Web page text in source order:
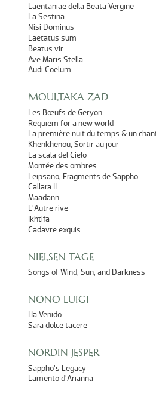
Laentaniae della Beata Vergine
La Sestina
Nisi Dominus
Laetatus sum
Beatus vir
Ave Maris Stella
Audi Coelum
MOULTAKA ZAD
Les Bœufs de Geryon
Requiem for a new world
La première nuit du temps & un
Khenkhenou, Sortir au jour
La scala del Cielo
Montée des ombres
Leipsano, Fragments de Sappho
Callara II
Maadann
L’Autre rive
Ikhtifa
Cadavre exquis
NIELSEN TAGE
Songs of Wind, Sun, and Darkness
NONO LUIGI
Ha Venido
Sara dolce tacere
NORDIN JESPER
Sappho’s Legacy
Lamento d’Arianna